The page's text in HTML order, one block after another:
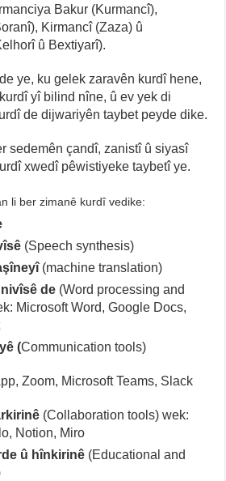
Bakur (Kurmancî),
Kirmancî (Zaza) û
û Bextiyarî).
ye, ku gelek zaravên kurdî hene,
yî bilind nîne, û ev yek di
de dijwariyên taybet peyde dike.
sedemên çandî, zanistî û siyasî
xwedî pêwistiyeke taybetî ye.
li ber zimanê kurdî vedike:
(Speech synthesis)
(machine translation)
de (Word processing and
Microsoft Word, Google Docs,
(Communication tools)
Zoom, Microsoft Teams, Slack
(Collaboration tools) wek:
Notion, Miro
û hînkirinê (Educational and